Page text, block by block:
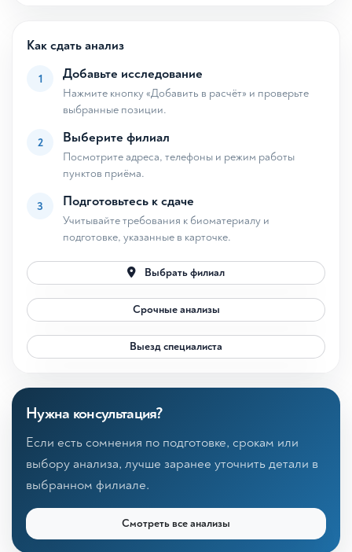
Как сдать анализ
1 Добавьте исследование
Нажмите кнопку «Добавить в расчёт» и проверьте
выбранные позиции.
2 Выберите филиал
Посмотрите адреса, телефоны и режим работы
пунктов приёма.
3 Подготовьтесь к сдаче
Учитывайте требования к биоматериалу и
подготовке, указанные в карточке.
Выбрать филиал
Срочные анализы
Выезд специалиста
Нужна консультация?
Если есть сомнения по подготовке, срокам или
выбору анализа, лучше заранее уточнить детали в
выбранном филиале.
Смотреть все анализы